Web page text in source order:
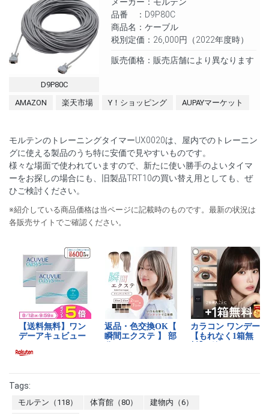
D9P80C
品番 ：D9P80C
商品名：ケーブル
税別定価：26,000円（2022年度時）
販売価格：販売店舗により異なります
AMAZON 楽天市場 Y！ショッピング AUPAYマーケット
モルテンのトレーニングタイマーUX0020は、屋内でのトレーニン
グに使える製品のうち特に安価で見やすいものです。
様々な場面で使われていますので、新たに使い勝手のよいタイマ
ーをお探しの場合にも、旧製品TRT10の買い替え用としても、ぜ
ひご検討ください。
※紹介している商品価格は当ページに記載時のものです。最新の状況は
各販売サイトでご確認ください。
Tags:
モルテン（118） 体育館（80）
建物内（6）